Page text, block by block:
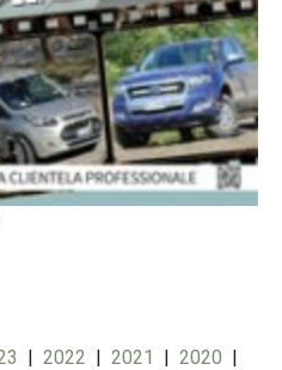
| 2022 | 2021 | 2020 |